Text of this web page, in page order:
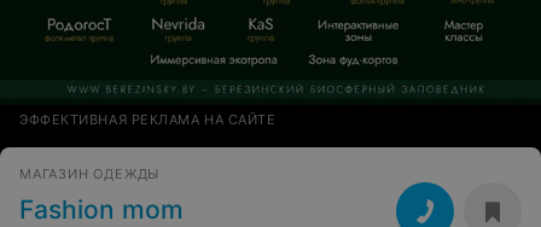
ЭФФЕКТИВНАЯ РЕКЛАМА НА САЙТЕ
МАГАЗИН ОДЕЖДЫ
Fashion mom